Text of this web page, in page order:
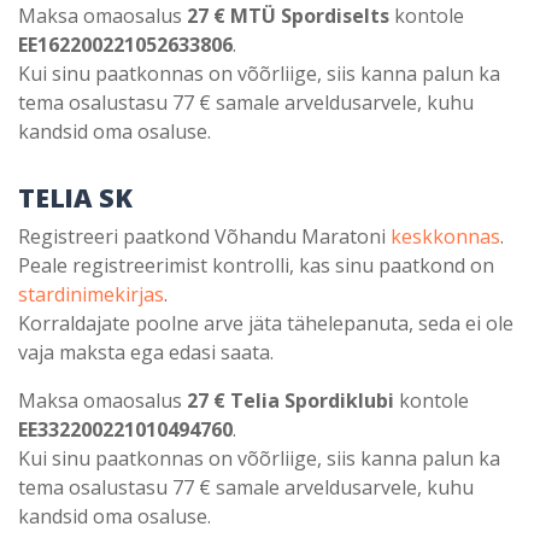
Maksa omaosalus 27 € MTÜ Spordiselts kontole
EE162200221052633806.
Kui sinu paatkonnas on võõrliige, siis kanna palun ka
tema osalustasu 77 € samale arveldusarvele, kuhu
kandsid oma osaluse.
TELIA SK
Registreeri paatkond Võhandu Maratoni keskkonnas.
Peale registreerimist kontrolli, kas sinu paatkond on
stardinimekirjas.
Korraldajate poolne arve jäta tähelepanuta, seda ei ole
vaja maksta ega edasi saata.
Maksa omaosalus 27 € Telia Spordiklubi kontole
EE332200221010494760.
Kui sinu paatkonnas on võõrliige, siis kanna palun ka
tema osalustasu 77 € samale arveldusarvele, kuhu
kandsid oma osaluse.